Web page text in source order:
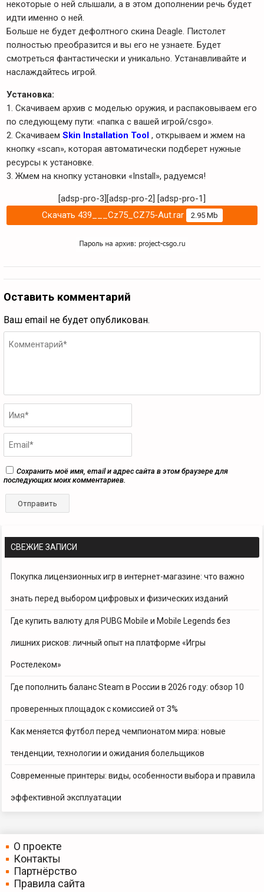
СВЕЖИЕ ЗАПИСИ
Покупка лицензионных игр в интернет-магазине: что важно
знать перед выбором цифровых и физических изданий
Где купить валюту для PUBG Mobile и Mobile Legends без
лишних рисков: личный опыт на платформе «Игры
Ростелеком»
Где пополнить баланс Steam в России в 2026 году: обзор 10
проверенных площадок с комиссией от 3%
Как меняется футбол перед чемпионатом мира: новые
тенденции, технологии и ожидания болельщиков
Современные принтеры: виды, особенности выбора и правила
эффективной эксплуатации
некоторые о ней слышали, а в этом дополнении речь будет
идти именно о ней.
Больше не будет дефолтного скина Deagle. Пистолет
полностью преобразится и вы его не узнаете. Будет
смотреться фантастически и уникально. Устанавливайте и
наслаждайтесь игрой.
Установка:
1. Скачиваем архив с моделью оружия, и распаковываем его
по следующему пути: «папка с вашей игрой/csgo».
2. Скачиваем Skin Installation Tool , открываем и жмем на
кнопку «scan», которая автоматически подберет нужные
ресурсы к установке.
3. Жмем на кнопку установки «Install», радуемся!
[adsp-pro-3][adsp-pro-2] [adsp-pro-1]
Скачать 439___Cz75_CZ75-Aut.rar
2.95 Mb
Оставить комментарий
Ваш email не будет опубликован.
Сохранить моё имя, email и адрес сайта в этом браузере для
последующих моих комментариев.
О проекте
Контакты
Партнёрство
Правила сайта